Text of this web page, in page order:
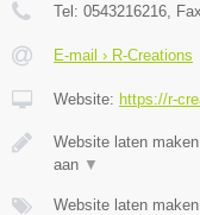
Tel: 0543216216 ,
E-mail › R-Creations
Website: https://r-
Website laten
aan ▼
Website laten